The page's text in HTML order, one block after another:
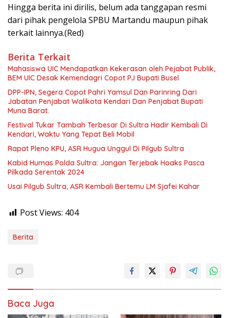
Hingga berita ini dirilis, belum ada tanggapan resmi
dari pihak pengelola SPBU Martandu maupun pihak
terkait lainnya.(Red)
Berita Terkait
Mahasiswa UIC Mendapatkan Kekerasan oleh Pejabat Publik,
BEM UIC Desak Kemendagri Copot PJ Bupati Busel
DPP-IPN, Segera Copot Pahri Yamsul Dan Parinring Dari
Jabatan Penjabat Walikota Kendari Dan Penjabat Bupati
Muna Barat.
Festival Tukar Tambah Terbesar Di Sultra Hadir Kembali Di
Kendari, Waktu Yang Tepat Beli Mobil
Rapat Pleno KPU, ASR Hugua Unggul Di Pilgub Sultra
Kabid Humas Polda Sultra: Jangan Terjebak Hoaks Pasca
Pilkada Serentak 2024
Usai Pilgub Sultra, ASR Kembali Bertemu LM Sjafei Kahar
Post Views: 404
Berita
Baca Juga